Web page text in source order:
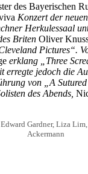
des Bayerischen
Konzert der
Herkulessaal
Briten Oliver
Pictures“.
erklang „Three
erregte jedoch die
von „A
des Abends,
Gardner, Liza
Ackermann